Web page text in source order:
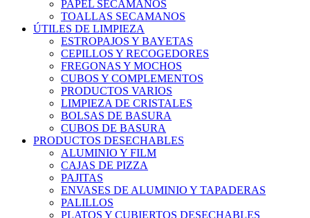
PAPEL SECAMANOS
TOALLAS SECAMANOS
ÚTILES DE LIMPIEZA
ESTROPAJOS Y BAYETAS
CEPILLOS Y RECOGEDORES
FREGONAS Y MOCHOS
CUBOS Y COMPLEMENTOS
PRODUCTOS VARIOS
LIMPIEZA DE CRISTALES
BOLSAS DE BASURA
CUBOS DE BASURA
PRODUCTOS DESECHABLES
ALUMINIO Y FILM
CAJAS DE PIZZA
PAJITAS
ENVASES DE ALUMINIO Y TAPADERAS
PALILLOS
PLATOS Y CUBIERTOS DESECHABLES